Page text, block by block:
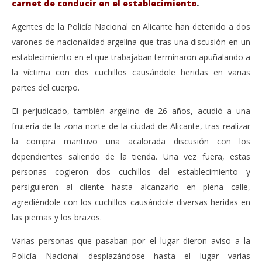
VIENDO AHORA
la Policía Nacional ha detenido a dos varones de
tras una discusión en una frutería.
abril
25,
2021
Admin
carnet de conducir en el establecimiento.
Agentes de la Policía Nacional en Alicante han detenido a dos
varones de nacionalidad argelina que tras una discusión en un
establecimiento en el que trabajaban terminaron apuñalando a
la víctima con dos cuchillos causándole heridas en varias
partes del cuerpo.
El perjudicado, también argelino de 26 años, acudió a una
frutería de la zona norte de la ciudad de Alicante, tras realizar
la compra mantuvo una acalorada discusión con los
dependientes saliendo de la tienda. Una vez fuera, estas
personas cogieron dos cuchillos del establecimiento y
persiguieron al cliente hasta alcanzarlo en plena calle,
agrediéndole con los cuchillos causándole diversas heridas en
las piernas y los brazos.
Varias personas que pasaban por el lugar dieron aviso a la
Policía Nacional desplazándose hasta el lugar varias